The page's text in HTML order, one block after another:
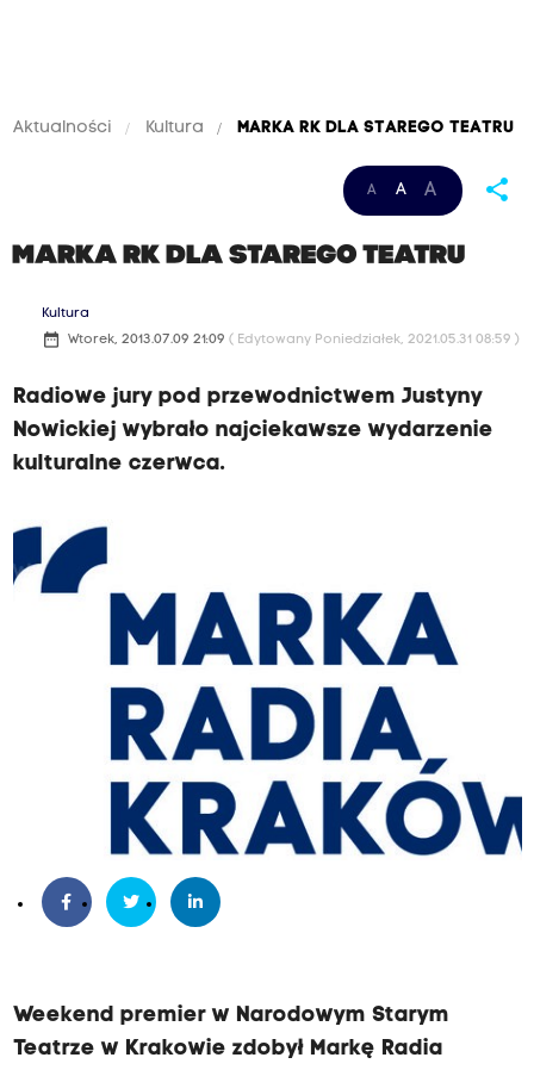
Aktualności Kultura MARKA RK DLA STAREGO TEATRU
A A A share
MARKA RK DLA STAREGO TEATRU
Kultura
date_range Wtorek, 2013.07.09 21:09 ( Edytowany Poniedziałek, 2021.05.31 08:59 )
Radiowe jury pod przewodnictwem Justyny
Nowickiej wybrało najciekawsze wydarzenie
kulturalne czerwca.
Weekend premier w Narodowym Starym
Teatrze w Krakowie zdobył Markę Radia